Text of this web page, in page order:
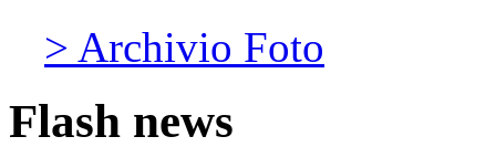
> Archivio Foto
Flash news